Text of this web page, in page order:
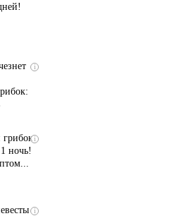
i
i
1 ночь!
i